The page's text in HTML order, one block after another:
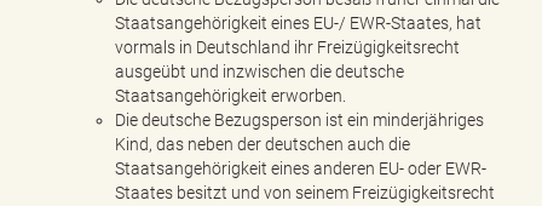
Staatsangehörigkeit eines EU-/ EWR-Staates, hat
vormals in Deutschland ihr Freizügigkeitsrecht
ausgeübt und inzwischen die deutsche
Staatsangehörigkeit erworben.
Die deutsche Bezugsperson ist ein minderjähriges
Kind, das neben der deutschen auch die
Staatsangehörigkeit eines anderen EU- oder EWR-
Staates besitzt und von seinem Freizügigkeitsrecht